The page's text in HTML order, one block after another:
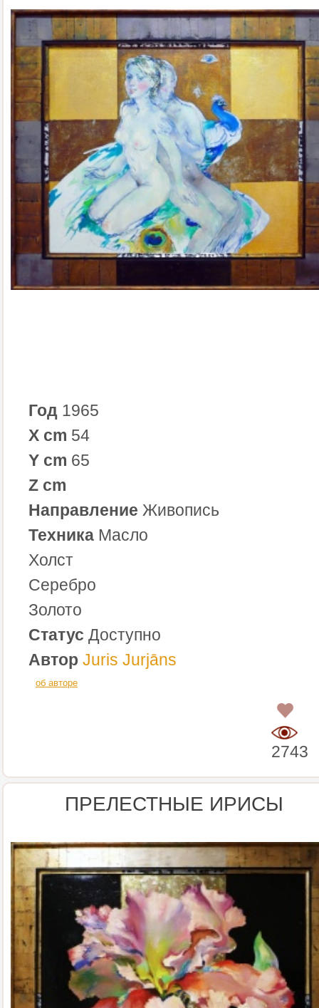
Год 1965
X cm 54
Y cm 65
Z cm
Направление Живопись
Техника Масло
Холст
Серебро
Золото
Статус Доступно
Автор Juris Jurjāns
об авторе
2743
ПРЕЛЕСТНЫЕ ИРИСЫ